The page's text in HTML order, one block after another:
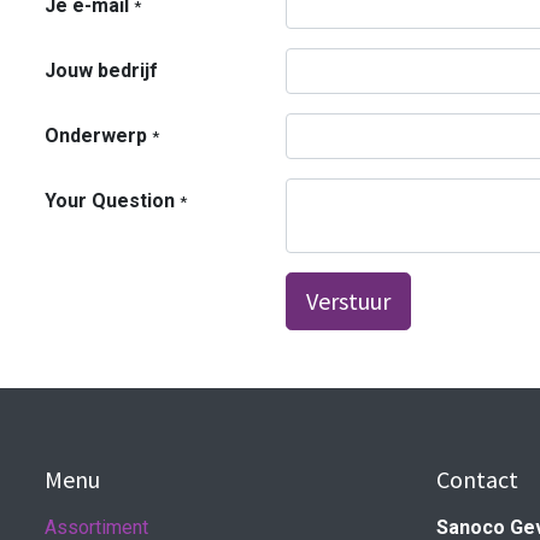
Je e-mail *
Jouw bedrijf
Onderwerp *
Your Question *
Verstuur
Menu
Assortiment
Contact
Sanoco